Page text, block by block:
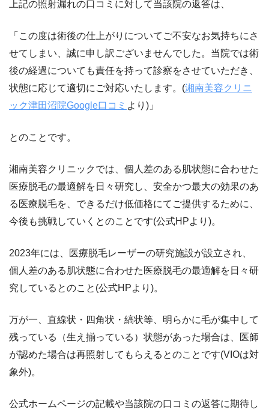
上記の照射漏れの口コミに対して当該院の返答は、
「この度は術後の仕上がりについてご不安なお気持ちにさ
せてしまい、誠に申し訳ございませんでした。当院では術
後の経過についても責任を持って診察をさせていただき、
状態に応じて適切にご対応いたします。(湘南美容クリニ
ック津田沼院Google口コミ より)」
とのことです。
湘南美容クリニックでは、個人差のある肌状態に合わせた
医療脱毛の最適解を日々研究し、安全かつ最大の効果のあ
る医療脱毛を、できるだけ低価格にてご提供するために、
今後も挑戦していくとのことです(公式HPより)。
2023年には、医療脱毛レーザーの研究施設が設立され、
個人差のある肌状態に合わせた医療脱毛の最適解を日々研
究しているとのこと(公式HPより)。
万が一、直線状・四角状・縞状等、明らかに毛が集中して
残っている（生え揃っている）状態があった場合は、医師
が認めた場合は再照射してもらえるとのことです(VIOは対
象外)。
公式ホームページの記載や当該院の口コミの返答に期待し